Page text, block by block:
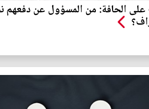
الحافة: من المسؤول عن دفعهم